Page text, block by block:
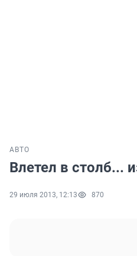
АВТО
Влетел в столб...
29 июля 2013, 12:13 870